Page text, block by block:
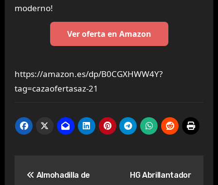
moderno!
Ver oferta en Amazon
https://amazon.es/dp/B0CGXHWW4Y?
tag=cazaofertasaz-21
Almohadilla de HG Abrillantador